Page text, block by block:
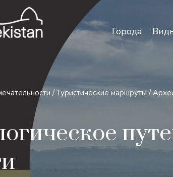
Города
/ Туристические маршруты /